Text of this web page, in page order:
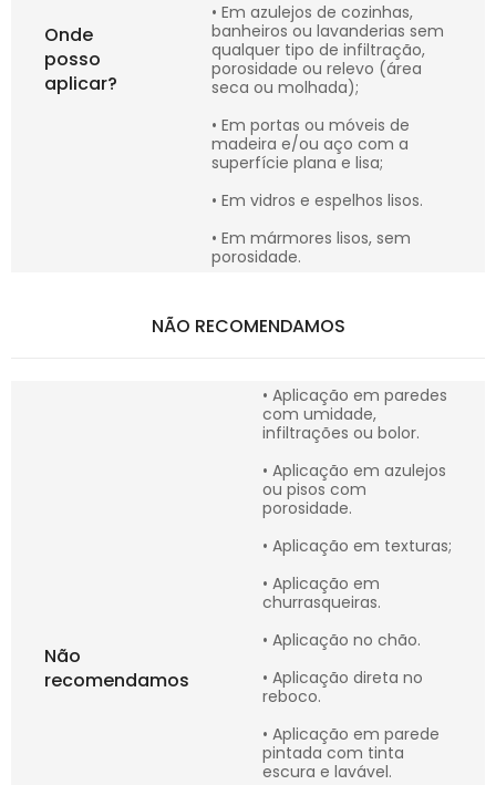
Onde
posso
aplicar?
• Em azulejos de cozinhas,
banheiros ou lavanderias sem
qualquer tipo de infiltração,
porosidade ou relevo (área
seca ou molhada);
• Em portas ou móveis de
madeira e/ou aço com a
superfície plana e lisa;
• Em vidros e espelhos lisos.
• Em mármores lisos, sem
porosidade.
NÃO RECOMENDAMOS
Não
recomendamos
• Aplicação em paredes
com umidade,
infiltrações ou bolor.
• Aplicação em azulejos
ou pisos com
porosidade.
• Aplicação em texturas;
• Aplicação em
churrasqueiras.
• Aplicação no chão.
• Aplicação direta no
reboco.
• Aplicação em parede
pintada com tinta
escura e lavável.